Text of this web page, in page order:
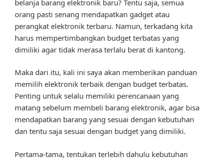
belanja barang elektronik baru? Tentu saja, semua
orang pasti senang mendapatkan gadget atau
perangkat elektronik terbaru. Namun, terkadang kita
harus mempertimbangkan budget terbatas yang
dimiliki agar tidak merasa terlalu berat di kantong.
Maka dari itu, kali ini saya akan memberikan panduan
memilih elektronik terbaik dengan budget terbatas.
Penting untuk selalu memiliki perencanaan yang
matang sebelum membeli barang elektronik, agar bisa
mendapatkan barang yang sesuai dengan kebutuhan
dan tentu saja sesuai dengan budget yang dimiliki.
Pertama-tama, tentukan terlebih dahulu kebutuhan